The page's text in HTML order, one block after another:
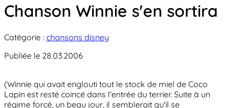
Chanson Winnie s'en sortira
Catégorie : chansons disney
Publiée le 28.03.2006
(Winnie qui avait englouti tout le stock de miel de Coco
Lapin est resté coincé dans l'entrée du terrier. Suite à un
régime forcé, un beau jour, il semblerait qu'il se